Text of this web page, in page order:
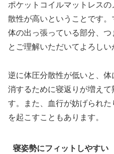
ポケットコイルマットレス
散性が高いということです
体の出っ張っている部分、
とご理解いただいてよろしい
逆に体圧分散性が低いと、
消するために寝返りが増え
す。また、血行が妨げられ
を起こすこともあります。
寝姿勢にフィットしやすい